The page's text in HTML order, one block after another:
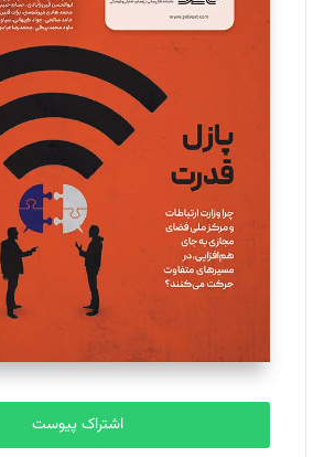
مینا پاکدل
یسنا امان‌پور
تحریریه
ملینا جعفری
تحریریه
مصطفی مسجدی آرانی
تحریریه
اشتراک پیوست